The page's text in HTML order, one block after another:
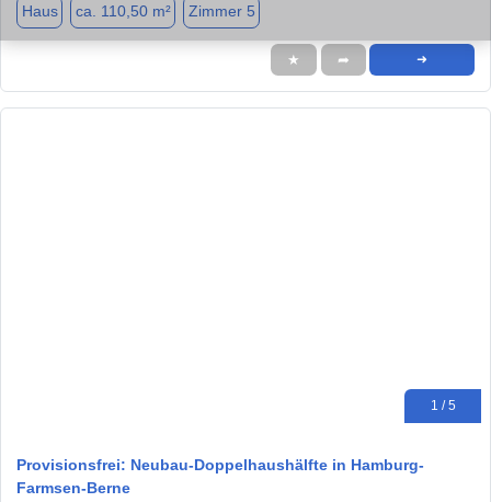
Haus ca. 110,50 m² Zimmer 5
★ ➦ ➜
1 / 5
Provisionsfrei: Neubau-Doppelhaushälfte in Hamburg-
Farmsen-Berne